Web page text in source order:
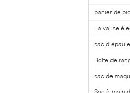
panier de
La valise
sac d'épaule
Boîte de
sac de